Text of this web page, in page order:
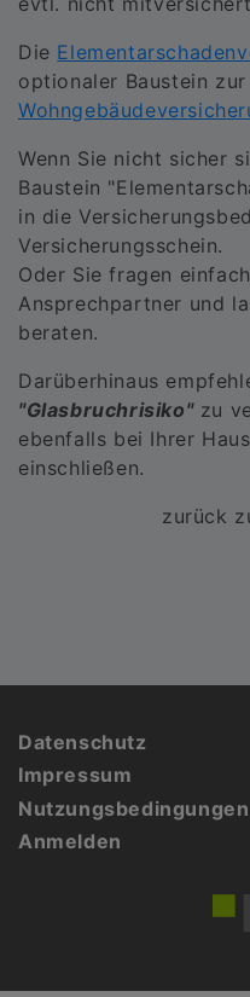
Die
optionaler Baustein
Wenn Sie nicht sicher
Baustein
in die
Versicherungsschein.
Oder Sie fragen
Ansprechpartner und
beraten.
Darüberhinaus
"Glasbruchrisiko"zu
ebenfalls bei Ihrer
einschließen.
zurück
Fußbereich
Datenschutz
Impressum
Nutzungsbedingungen
Anmelden